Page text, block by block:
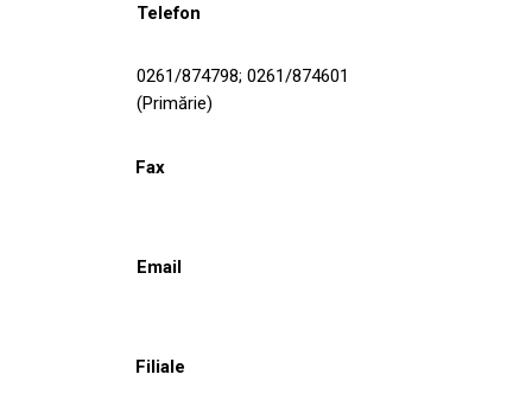
Telefon
0261/874798; 0261/874601
(Primărie)
Fax
Email
Filiale